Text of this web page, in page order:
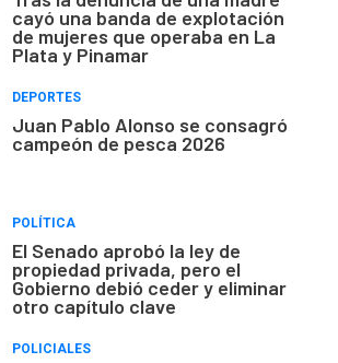
cayó una banda de explotación
de mujeres que operaba en La
Plata y Pinamar
DEPORTES
Juan Pablo Alonso se consagró
campeón de pesca 2026
POLÍTICA
El Senado aprobó la ley de
propiedad privada, pero el
Gobierno debió ceder y eliminar
otro capítulo clave
POLICIALES